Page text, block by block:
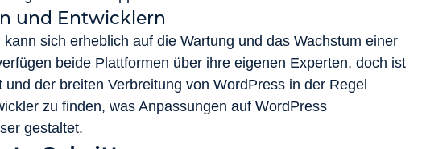
und Entwicklern
sich erheblich auf die Wartung und das Wachstum einer
beide Plattformen über ihre eigenen Experten, doch ist
der breiten Verbreitung von WordPress in der Regel
zu finden, was Anpassungen auf WordPress
gestaltet.